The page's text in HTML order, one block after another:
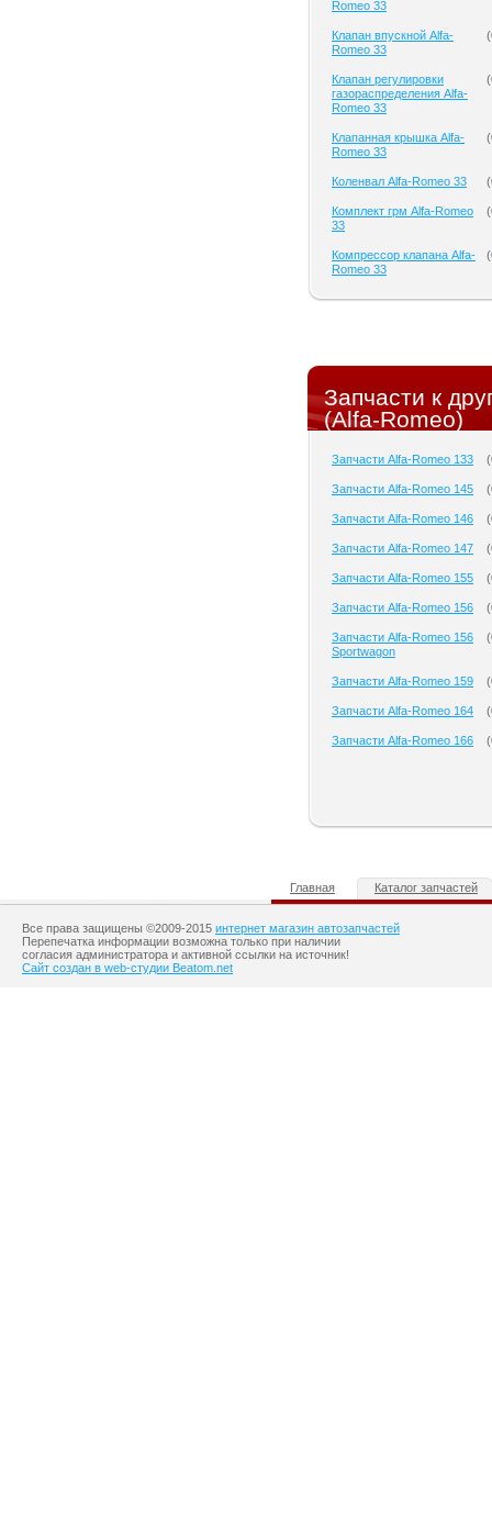
Romeo 33
Клапан впускной Alfa-
Romeo 33
(
Клапан регулировки
газораспределения Alfa-
Romeo 33
(
Клапанная крышка Alfa-
Romeo 33
(
Коленвал Alfa-Romeo 33 (
Комплект грм Alfa-Romeo
33
(
Компрессор клапана Alfa-
Romeo 33
(
Запчасти к
(Alfa-Romeo)
Запчасти Alfa-Romeo 133 (
Запчасти Alfa-Romeo 145 (
Запчасти Alfa-Romeo 146 (
Запчасти Alfa-Romeo 147 (
Запчасти Alfa-Romeo 155 (
Запчасти Alfa-Romeo 156 (
Запчасти Alfa-Romeo 156
Sportwagon
(
Запчасти Alfa-Romeo 159 (
Запчасти Alfa-Romeo 164 (
Запчасти Alfa-Romeo 166 (
Главная Каталог запчастей
Все права защищены ©2009-2015 интернет магазин автозапчастей
Перепечатка информации возможна только при наличии
согласия администратора и активной ссылки на источник!
Сайт создан в web-студии Beatom.net